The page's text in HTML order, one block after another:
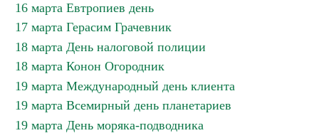
16 марта Евтропиев день
17 марта Герасим Грачевник
18 марта День налоговой полиции
18 марта Конон Огородник
19 марта Международный день клиента
19 марта Всемирный день планетариев
19 марта День моряка-подводника